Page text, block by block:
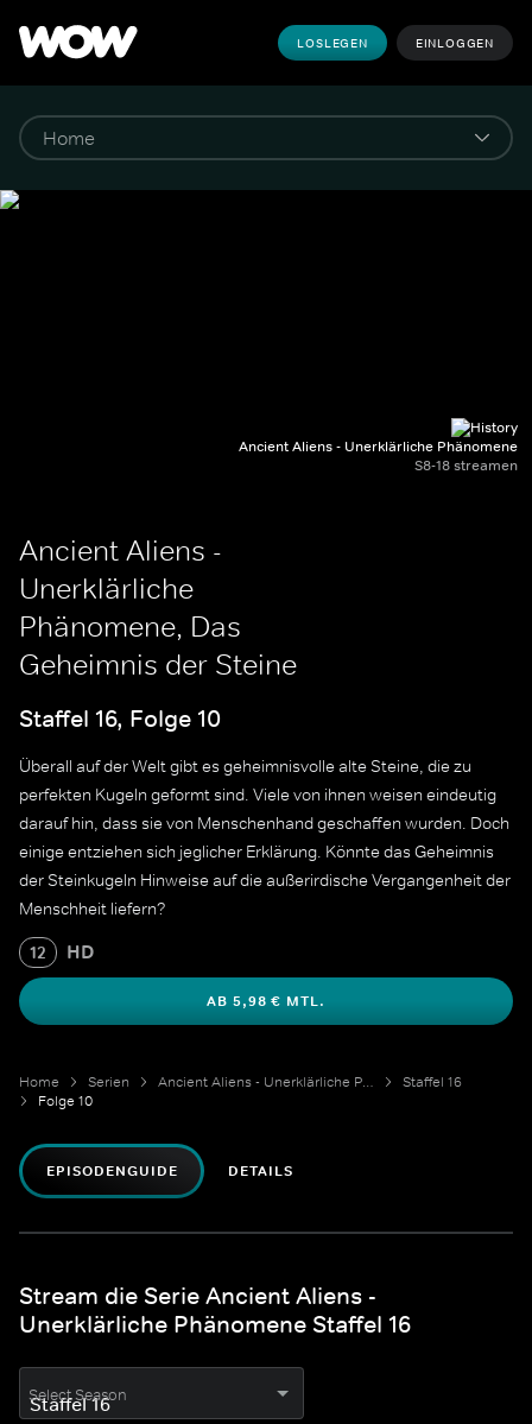
LOSLEGEN EINLOGGEN
Ancient Aliens - Unerklärliche Phänomene
S8-18 streamen
Ancient Aliens -
Unerklärliche
Phänomene, Das
Geheimnis der Steine
Staffel 16, Folge 10
Überall auf der Welt gibt es geheimnisvolle alte Steine, die zu
perfekten Kugeln geformt sind. Viele von ihnen weisen eindeutig
darauf hin, dass sie von Menschenhand geschaffen wurden. Doch
einige entziehen sich jeglicher Erklärung. Könnte das Geheimnis
der Steinkugeln Hinweise auf die außerirdische Vergangenheit der
Menschheit liefern?
12 HD
AB 5,98 € MTL.
Home Serien Ancient Aliens - Unerklärliche Phänomene
Staffel 16
Folge 10
EPISODENGUIDE DETAILS
Stream die Serie Ancient Aliens -
Unerklärliche Phänomene Staffel 16
Select Season